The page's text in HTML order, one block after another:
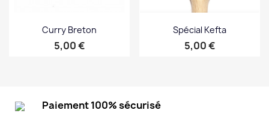
Curry Breton
Prix
5,00 €
Spécial Kefta
Prix
5,00 €
Paiement 100% sécurisé